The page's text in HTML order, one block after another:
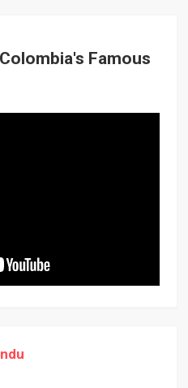
Famous